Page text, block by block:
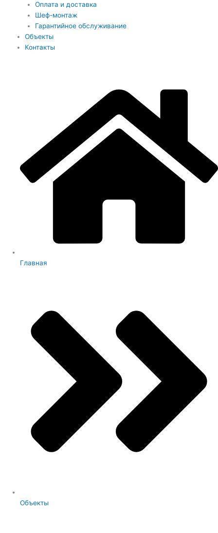
Оплата и доставка
Шеф-монтаж
Гарантийное обслуживание
Объекты
Контакты
Главная
Объекты